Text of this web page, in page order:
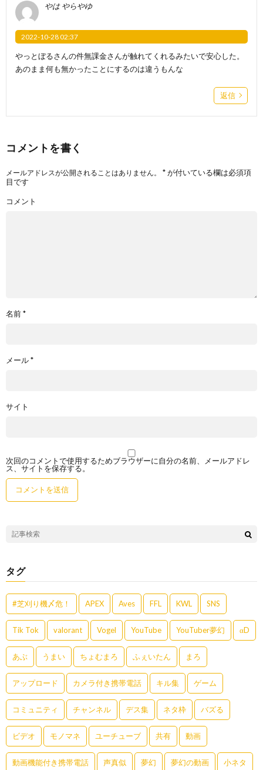
やは やらやゆ
2022-10-28 02:37
やっとぼるさんの件無課金さんが触れてくれるみたいで安心した。
あのまま何も無かったことにするのは違うもんな
返信
コメントを書く
メールアドレスが公開されることはありません。 *が付いている欄は必須項
目です
コメント
名前*
メール*
サイト
次回のコメントで使用するためブラウザーに自分の名前、メールアドレ
ス、サイトを保存する。
タグ
#芝刈り機〆危！ APEX Aves FFL KWL SNS
Tik Tok valorant Vogel YouTube YouTuber夢幻 αD
あぶ うまい ちょむまろ ふぇいたん まろ
アップロード カメラ付き携帯電話 キル集 ゲーム
コミュニティ チャンネル デス集 ネタ枠 バズる
ビデオ モノマネ ユーチューブ 共有 動画
動画機能付き携帯電話 声真似 夢幻 夢幻の動画 小ネタ